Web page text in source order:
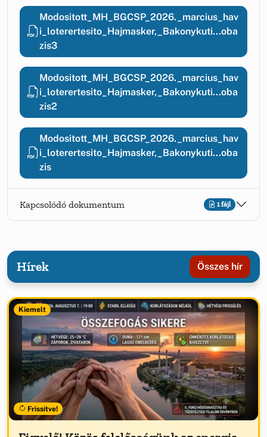
Modositott_MH_BGCSP_2026._marcius_hav
i_loterertesito_Hajmasker,_Bakonykuti...oba
zis3
Modositott_MH_BGCSP_2026._marcius_hav
i_loterertesito_Hajmasker,_Bakonykuti...oba
zis2
Modositott_MH_BGCSP_2026._marcius_hav
i_loterertesito_Hajmasker,_Bakonykuti...oba
zis
Kapcsolódó dokumentum 1 fájl
Hírek Összes hír
Kiemelt
Frissítve!